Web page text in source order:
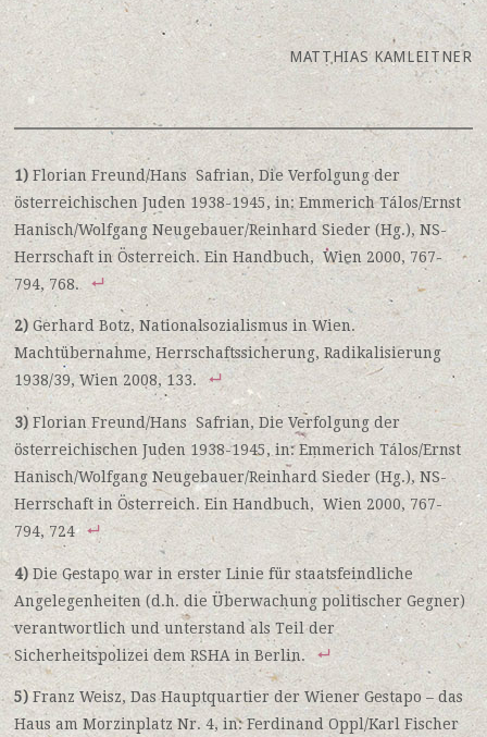
MATTHIAS KAMLEITNER
1) Florian Freund/Hans Safrian, Die Verfolgung der
österreichischen Juden 1938-1945, in: Emmerich Tálos/Ernst
Hanisch/Wolfgang Neugebauer/Reinhard Sieder (Hg.), NS-
Herrschaft in Österreich. Ein Handbuch, Wien 2000, 767-
794, 768.
2) Gerhard Botz, Nationalsozialismus in Wien.
Machtübernahme, Herrschaftssicherung, Radikalisierung
1938/39, Wien 2008, 133.
3) Florian Freund/Hans Safrian, Die Verfolgung der
österreichischen Juden 1938-1945, in: Emmerich Tálos/Ernst
Hanisch/Wolfgang Neugebauer/Reinhard Sieder (Hg.), NS-
Herrschaft in Österreich. Ein Handbuch, Wien 2000, 767-
794, 724
4) Die Gestapo war in erster Linie für staatsfeindliche
Angelegenheiten (d.h. die Überwachung politischer Gegner)
verantwortlich und unterstand als Teil der
Sicherheitspolizei dem RSHA in Berlin.
5)Franz Weisz, Das Hauptquartier der Wiener Gestapo – das
Haus am Morzinplatz Nr. 4, in: Ferdinand Oppl/Karl Fischer